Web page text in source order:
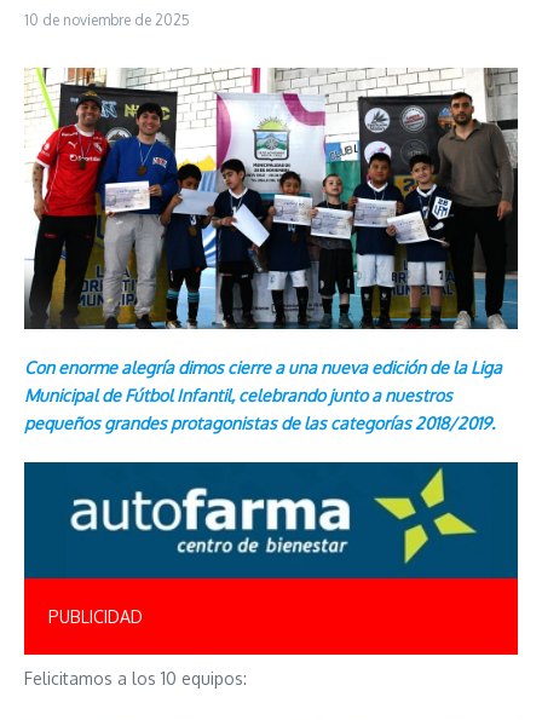
10 de noviembre de 2025
Con enorme alegría dimos cierre a una nueva edición de la Liga
Municipal de Fútbol Infantil, celebrando junto a nuestros
pequeños grandes protagonistas de las categorías 2018/2019.
PUBLICIDAD
Felicitamos a los 10 equipos: